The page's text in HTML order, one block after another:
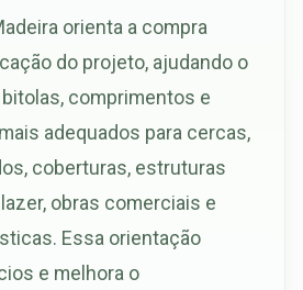
orienta a compra
do projeto, ajudando o
comprimentos e
adequados para cercas,
coberturas, estruturas
obras comerciais e
Essa orientação
e melhora o